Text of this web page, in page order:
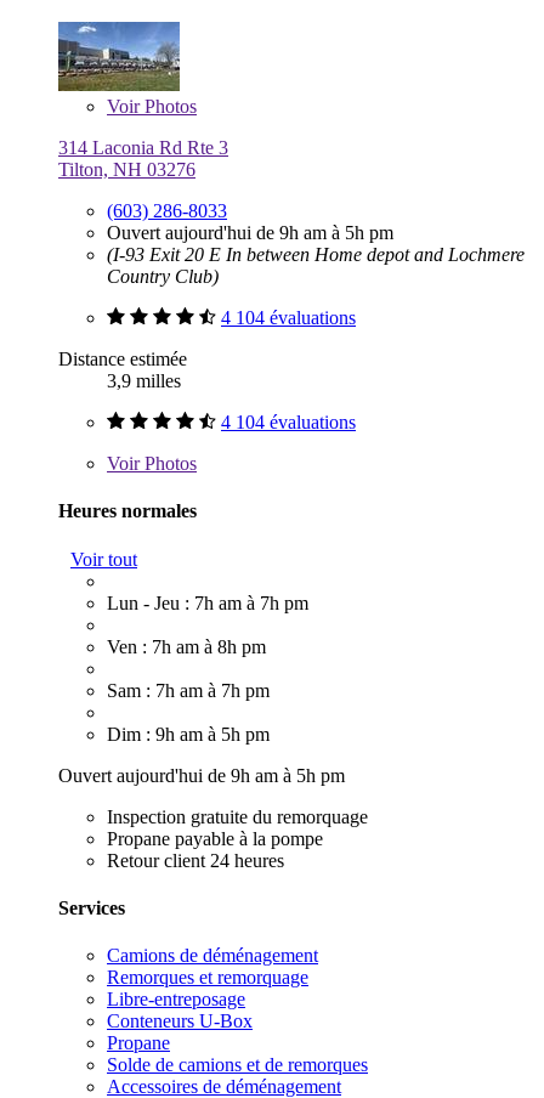
VoirPhotos
314 Laconia Rd Rte 3
Tilton, NH 03276
(603) 286-8033
Ouvert aujourd'hui de 9h am à 5h pm
(I-93 Exit 20 E In between Home depot and Lochmere
Country Club)
4 104 évaluations
Distance estimée
3,9 milles
4 104 évaluations
VoirPhotos
Heures normales
Voir tout
Lun - Jeu : 7h am à 7h pm
Ven : 7h am à 8h pm
Sam : 7h am à 7h pm
Dim : 9h am à 5h pm
Ouvert aujourd'hui de 9h am à 5h pm
Inspection gratuite du remorquage
Propane payable à la pompe
Retour client 24 heures
Services
Camions de déménagement
Remorques et remorquage
Libre-entreposage
Conteneurs U-Box
Propane
Solde de camions et de remorques
Accessoires de déménagement